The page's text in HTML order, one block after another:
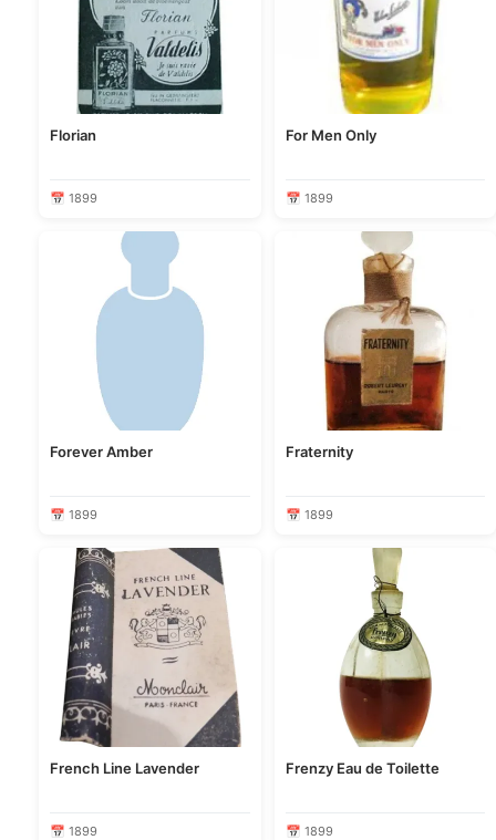
Florian
📅 1899
For Men Only
📅 1899
Forever Amber
📅 1899
Fraternity
📅 1899
French Line Lavender
📅 1899
Frenzy Eau de Toilette
📅 1899